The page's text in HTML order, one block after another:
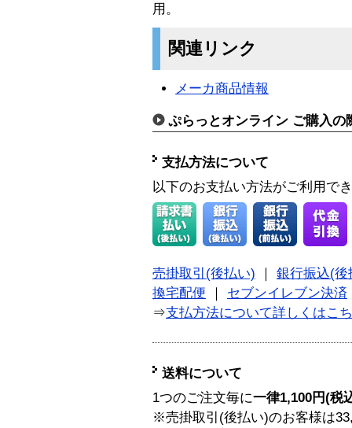
用。
関連リンク
メーカ商品情報
ぷらっとオンライン ご購入の
支払方法について
以下のお支払い方法がご利用で
売掛取引(後払い)
銀行振込(後
換宅配便
セブンイレブン決済
⇒支払方法について詳しくはこ
送料について
1つのご注文毎に一律1,100円(税
※売掛取引(後払い)のお客様は